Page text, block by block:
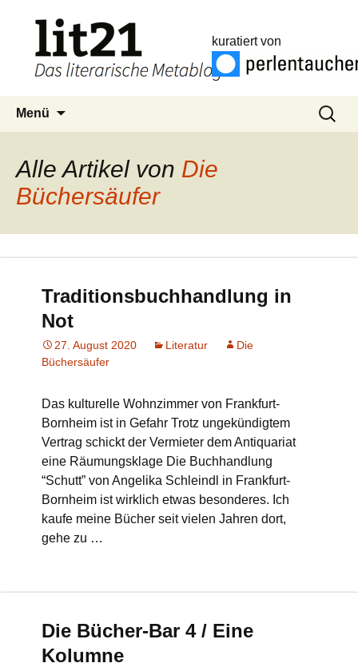
kuratiert von
Menü
Suchen
nach:
Alle Artikel von Die
Büchersäufer
Traditionsbuchhandlung in
Not
27. August 2020 Literatur
Die
Büchersäufer
Das kulturelle Wohnzimmer von Frankfurt-
Bornheim ist in Gefahr Trotz ungekündigtem
Vertrag schickt der Vermieter dem Antiquariat
eine Räumungsklage Die Buchhandlung
“Schutt” von Angelika Schleindl in Frankfurt-
Bornheim ist wirklich etwas besonderes. Ich
kaufe meine Bücher seit vielen Jahren dort,
gehe zu …
Die Bücher-Bar 4 / Eine
Kolumne